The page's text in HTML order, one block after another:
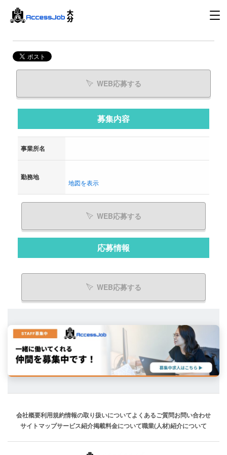
WEB応募する
募集内容
事業所名
勤務地
地図を表示
WEB応募する
応募情報
WEB応募する
会社概要利用規約情報の取り扱いについてよくあるご質問お問い合わせ
サイトマップサービス紹介掲載料金について職業(人材)紹介について